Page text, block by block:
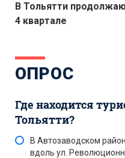
В Тольятти
4 квартале
ОПРОС
Где находится
Тольятти?
В Автозаводском
вдоль ул.